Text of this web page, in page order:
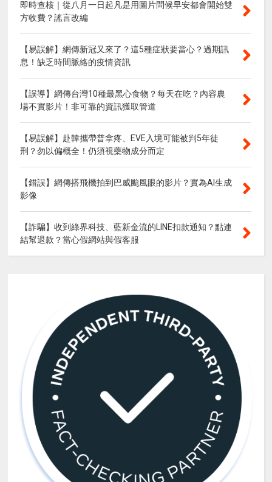
即時查核｜從八月一日起凡是用圖片問候早安都會開始雙
方收費？謠言改編
【易誤解】網傳新冠又來了？這5種症狀要當心？過期訊
息！缺乏時間脈絡的疫情資訊
【誤導】網傳台灣10種最黑心食物？每天在吃？內容農
場不實影片！非可靠的資訊獲取管道
【易誤解】赴韓攜帶普拿疼、EVE入境可能被判5年徒
刑？勿以偏概全！仍須視藥物成分而定
【錯誤】網傳搭飛機拍到巴威颱風眼的影片？實為AI生成
影像
【詐騙】收到綠界科技、藍新金流的LINE扣款通知？點連
結幫退款？當心假網站與假客服